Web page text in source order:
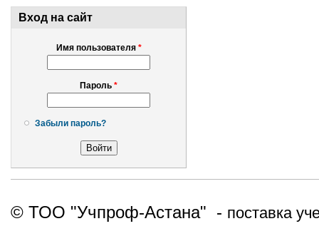
Вход на сайт
Имя пользователя *
Пароль *
Забыли пароль?
© ТОО "Учпроф-Астана" - поставка